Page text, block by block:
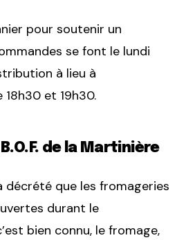
pour soutenir un
se font le lundi
à lieu à
et 19h30.
de la Martinière
décrété que les fromageries
durant le
bien connu, le fromage,